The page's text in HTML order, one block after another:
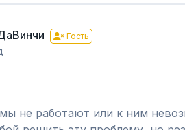
Гость
не работают или к ним